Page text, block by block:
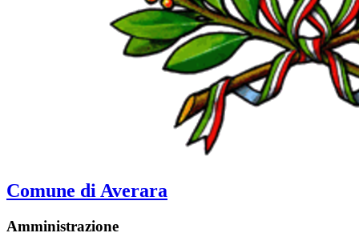
Comune di Averara
Amministrazione